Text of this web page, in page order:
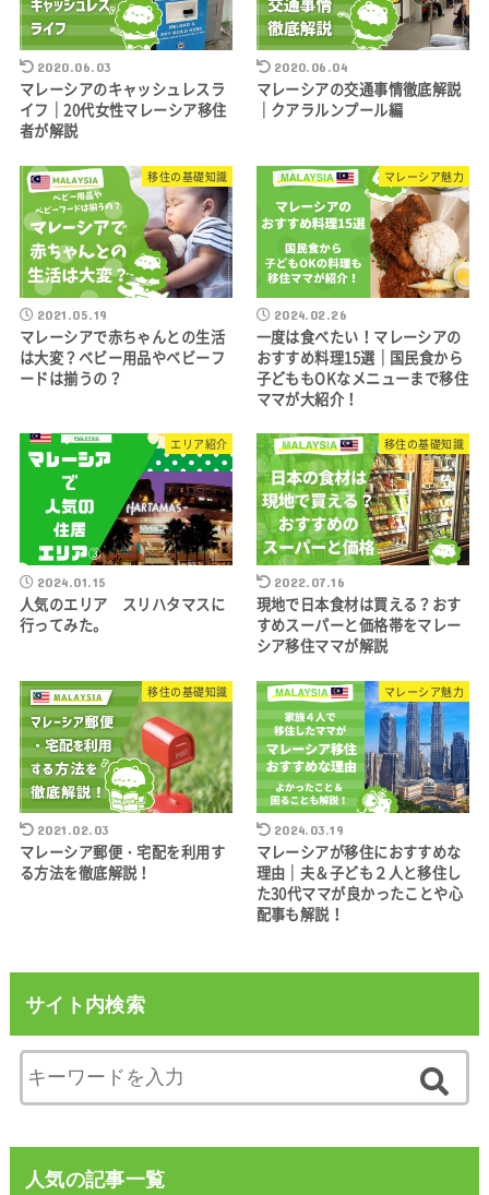
2020.06.03
マレーシアのキャッシュレスラ
イフ｜20代女性マレーシア移住
者が解説
2020.06.04
マレーシアの交通事情徹底解説
｜クアラルンプール編
移住の基礎知識
2021.05.19
マレーシアで赤ちゃんとの生活
は大変？ベビー用品やベビーフ
ードは揃うの？
マレーシア魅力
2024.02.26
一度は食べたい！マレーシアの
おすすめ料理15選｜国民食から
子どももOKなメニューまで移住
ママが大紹介！
エリア紹介
2024.01.15
人気のエリア スリハタマスに
行ってみた。
移住の基礎知識
2022.07.16
現地で日本食材は買える？おす
すめスーパーと価格帯をマレー
シア移住ママが解説
移住の基礎知識
2021.02.03
マレーシア郵便・宅配を利用す
る方法を徹底解説！
マレーシア魅力
2024.03.19
マレーシアが移住におすすめな
理由｜夫＆子ども２人と移住し
た30代ママが良かったことや心
配事も解説！
サイト内検索
人気の記事一覧